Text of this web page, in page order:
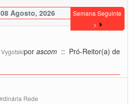
Agosto, 2026
Semana Seguinte
>
por ascom :: Pró-Reitor(a) de
Rede